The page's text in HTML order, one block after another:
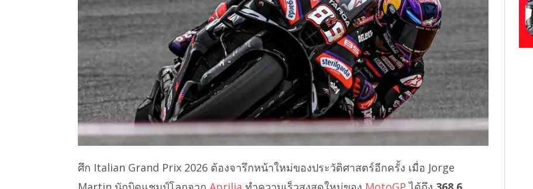
ศึก Italian Grand Prix 2026 ต้องจารึกหน้าใหม่ของประวัติศาสตร์อีกครั้ง เมื่อ Jorge